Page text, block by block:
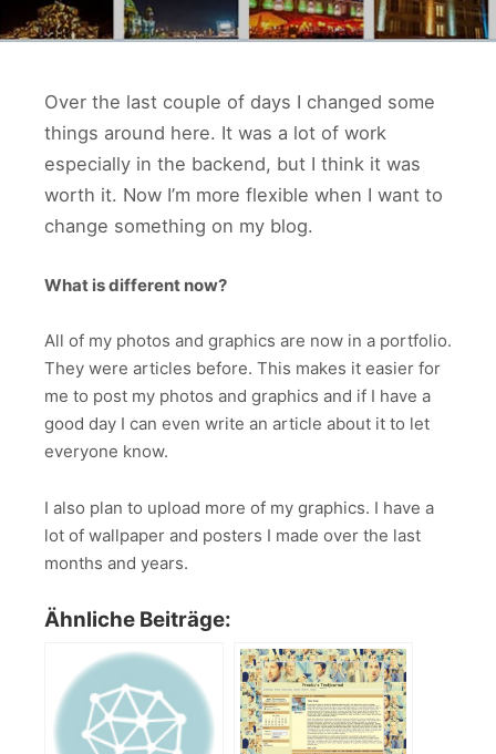
Over the last couple of days I changed some
things around here. It was a lot of work
especially in the backend, but I think it was
worth it. Now I’m more flexible when I want to
change something on my blog.
What is different now?
All of my photos and graphics are now in a portfolio.
They were articles before. This makes it easier for
me to post my photos and graphics and if I have a
good day I can even write an article about it to let
everyone know.
I also plan to upload more of my graphics. I have a
lot of wallpaper and posters I made over the last
months and years.
Ähnliche Beiträge: